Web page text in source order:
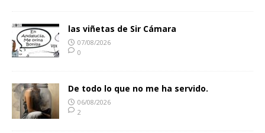
las viñetas de Sir Cámara
07/08/2026
0
De todo lo que no me ha servido.
06/08/2026
2